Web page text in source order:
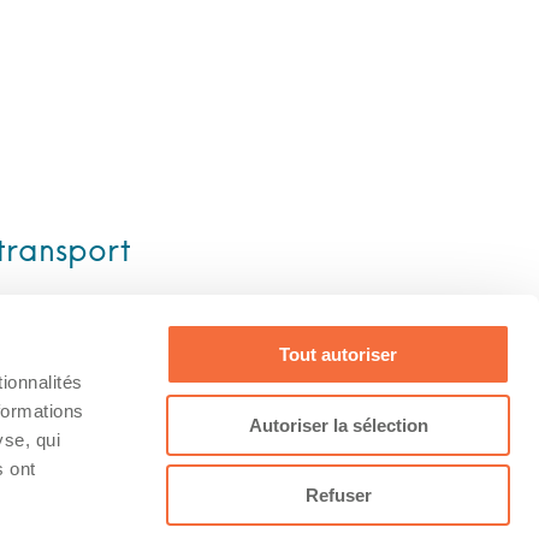
qui
ont
Tout autoriser
Autoriser la sélection
Refuser
Conditions Facebook